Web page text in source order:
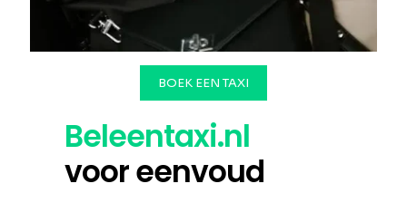
BOEK EEN TAXI
Beleentaxi.nl
voor eenvoud